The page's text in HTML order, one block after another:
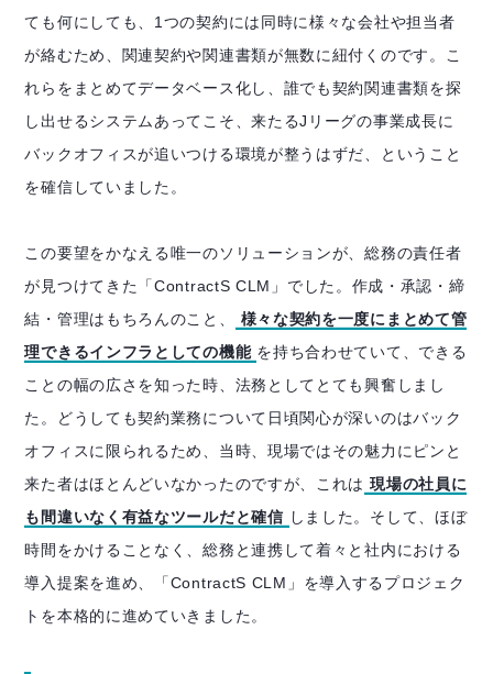
ても何にしても、1つの契約には同時に様々な会社や担当者
が絡むため、関連契約や関連書類が無数に紐付くのです。こ
れらをまとめてデータベース化し、誰でも契約関連書類を探
し出せるシステムあってこそ、来たるJリーグの事業成長に
バックオフィスが追いつける環境が整うはずだ、ということ
を確信していました。
この要望をかなえる唯一のソリューションが、総務の責任者
が見つけてきた「ContractS CLM」でした。作成・承認・締
結・管理はもちろんのこと、
様々な契約を一度にまとめて管
理できるインフラとしての機能 を持ち合わせていて、できる
ことの幅の広さを知った時、法務としてとても興奮しまし
た。どうしても契約業務について日頃関心が深いのはバック
オフィスに限られるため、当時、現場ではその魅力にピンと
来た者はほとんどいなかったのですが、これは 現場の社員に
も間違いなく有益なツールだと確信 しました。そして、ほぼ
時間をかけることなく、総務と連携して着々と社内における
導入提案を進め、「ContractS CLM」を導入するプロジェク
トを本格的に進めていきました。